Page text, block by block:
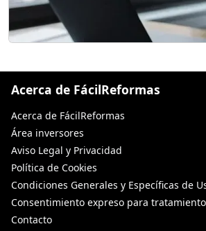
Acerca de FácilReformas
Acerca de FácilReformas
Área inversores
Aviso Legal y Privacidad
Política de Cookies
Condiciones Generales y Específicas de
Consentimiento expreso para
Contacto